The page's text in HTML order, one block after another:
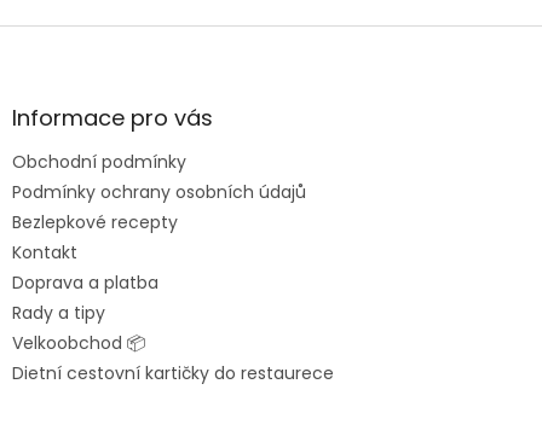
Z
aInformace pro vás
Obchodní podmínky
Podmínky ochrany osobních údajů
Bezlepkové recepty
Kontakt
Doprava a platba
Rady a tipy
Velkoobchod 📦
Dietní cestovní kartičky do restaurece